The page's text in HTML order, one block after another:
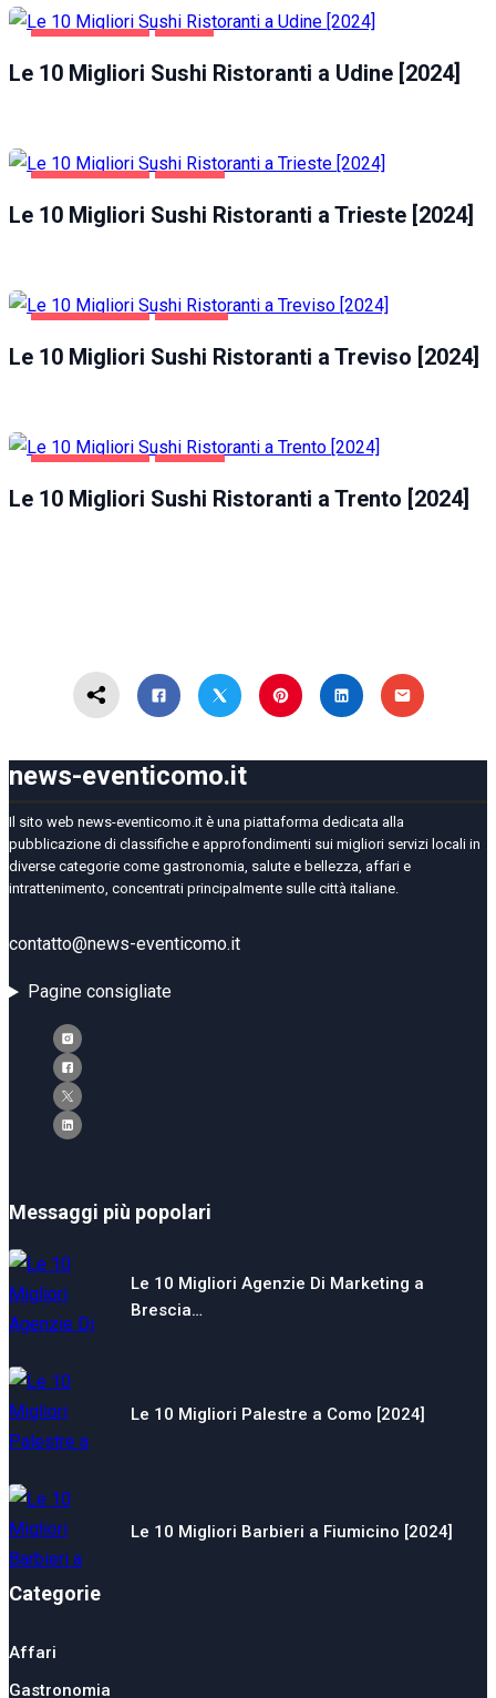
Le 10 Migliori Sushi Ristoranti a Udine [2024]
Le 10 Migliori Sushi Ristoranti a Trieste [2024]
Le 10 Migliori Sushi Ristoranti a Treviso [2024]
Le 10 Migliori Sushi Ristoranti a Trento [2024]
news-eventicomo.it
Il sito web news-eventicomo.it è una piattaforma dedicata alla
pubblicazione di classifiche e approfondimenti sui migliori servizi locali in
diverse categorie come gastronomia, salute e bellezza, affari e
intrattenimento, concentrati principalmente sulle città italiane.
contatto@news-eventicomo.it
Pagine consigliate
Messaggi più popolari
Le 10 Migliori Agenzie Di Marketing a
Brescia…
Le 10 Migliori Palestre a Como [2024]
Le 10 Migliori Barbieri a Fiumicino [2024]
Categorie
Affari
Gastronomia